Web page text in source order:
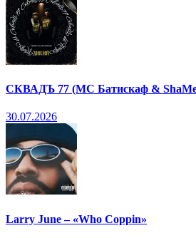
СКВАДЪ 77 (МС Батискаф &
30.07.2026
Larry June – «Who Coppin»